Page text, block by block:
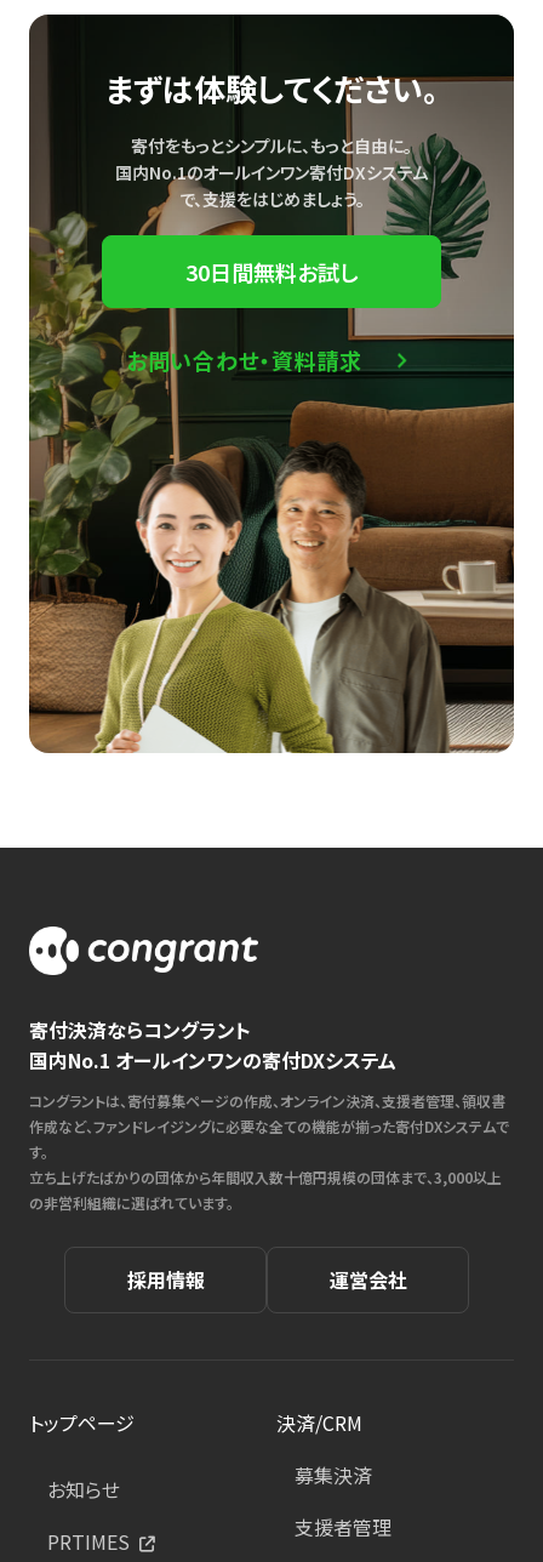
まずは体験してください。
寄付をもっとシンプルに、もっと自由に。
国内No.1のオールインワン寄付DXシステム
で、支援をはじめましょう。
30日間無料お試し
お問い合わせ・資料請求
寄付決済ならコングラント
国内No.1 オールインワンの寄付DXシステム
コングラントは、寄付募集ページの作成、オンライン決済、支援者管理、領収書
作成など、ファンドレイジングに必要な全ての機能が揃った寄付DXシステムで
す。
立ち上げたばかりの団体から年間収入数十億円規模の団体まで、3,000以上
の非営利組織に選ばれています。
採用情報 運営会社
トップページ
お知らせ
PRTIMES
決済/CRM
募集決済
支援者管理